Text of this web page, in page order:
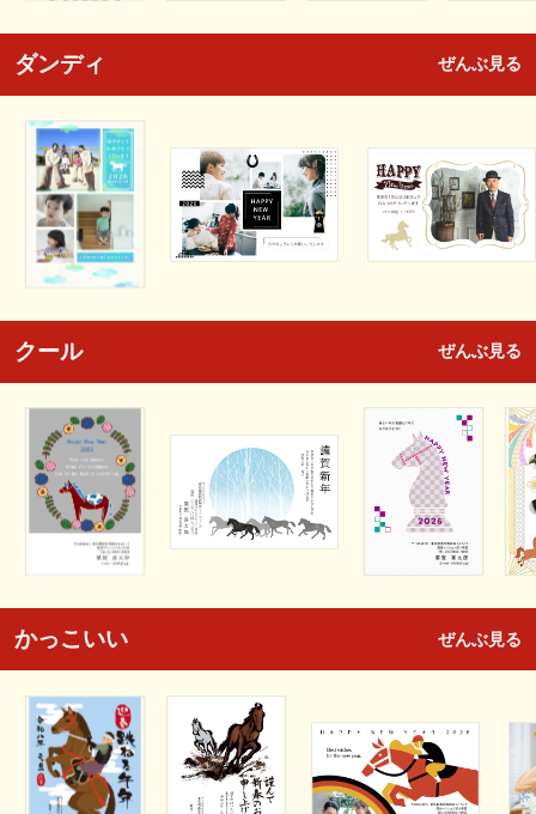
ダンディ ぜんぶ見る
クール ぜんぶ見る
かっこいい ぜんぶ見る